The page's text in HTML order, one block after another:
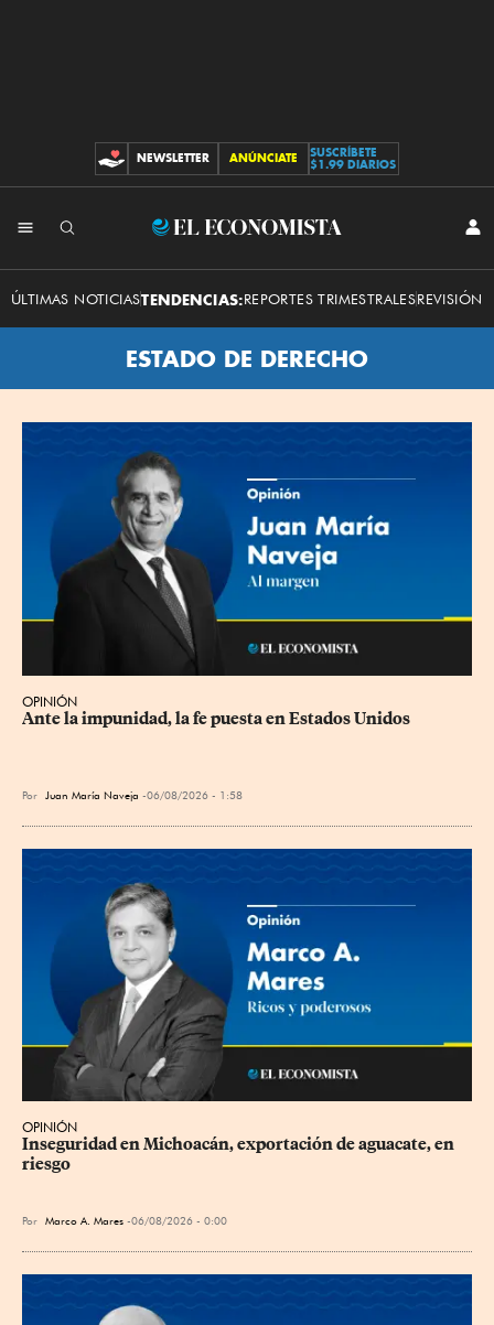
CONTRIBUCIONES
NEWSLETTER ANÚNCIATE
SUSCRÍBETE
$1.99 DIARIOS
El
Economista
ÚLTIMAS NOTICIASTENDENCIAS:REPORTES TRIMESTRALESREVISIÓN
ESTADO DE DERECHO
OPINIÓN
Ante la impunidad, la fe puesta en Estados Unidos
Por Juan María Naveja 06/08/2026 - 1:58
OPINIÓN
Inseguridad en Michoacán, exportación de aguacate, en
riesgo
Por Marco A. Mares 06/08/2026 - 0:00